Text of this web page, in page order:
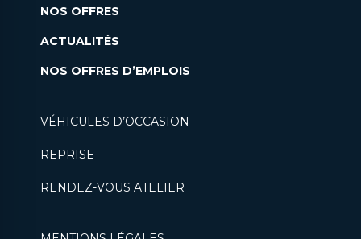
NOS OFFRES
ACTUALITÉS
NOS OFFRES D’EMPLOIS
VÉHICULES D’OCCASION
REPRISE
RENDEZ-VOUS ATELIER